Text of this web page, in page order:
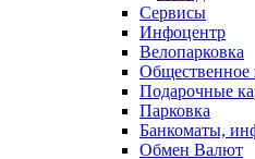
Сервисы
Инфоцентр
Велопарковка
Общественное
Подарочные
Парковка
Банкоматы,
Обмен Валют